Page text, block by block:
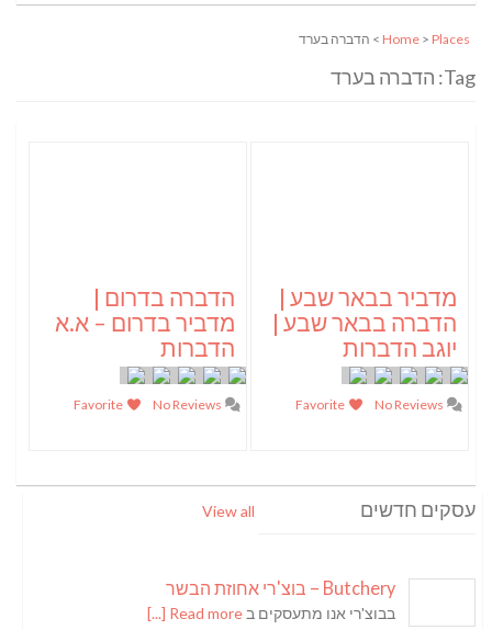
Home > Places > הדברה בערד
Tag: הדברה בערד
מדביר בבאר שבע |
הדברה בבאר שבע |
יוגב הדברות
הדברה בדרום |
מדביר בדרום – א.א
הדברות
עסקים חדשים View all
Butchery – בוצ'רי אחוזת הבשר
בבוצ'רי אנו מתעסקים בRead more [...]